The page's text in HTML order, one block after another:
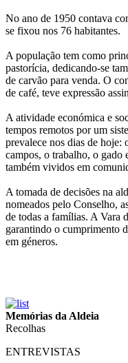
No ano de 1950 contava
se fixou nos 76 habitantes.
A população tem como
pastorícia, dedicando-se
de carvão para venda. O
de café, teve expressão
A atividade económica e
tempos remotos por um
prevalece nos dias de hoje:
campos, o trabalho, o gado
também vividos em
A tomada de decisões na
nomeados pelo Conselho,
de todas a famílias. A Vara
garantindo o cumprimento
em géneros.
Memórias da Aldeia
Recolhas
ENTREVISTAS